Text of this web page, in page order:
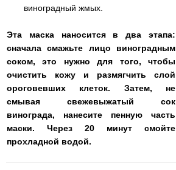
виноградный жмых.
Эта маска наносится в два этапа:
сначала смажьте лицо виноградным
соком, это нужно для того, чтобы
очистить кожу и размягчить слой
ороговевших клеток. Затем, не
смывая свежевыжатый сок
винограда, нанесите пенную часть
маски. Через 20 минут смойте
прохладной водой.